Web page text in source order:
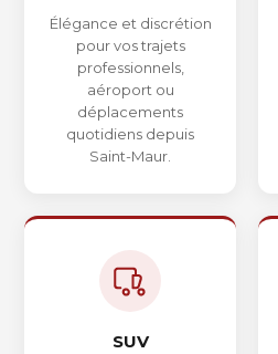
Élégance et discrétion
pour vos trajets
professionnels,
aéroport ou
déplacements
quotidiens depuis
Saint-Maur.
SUV